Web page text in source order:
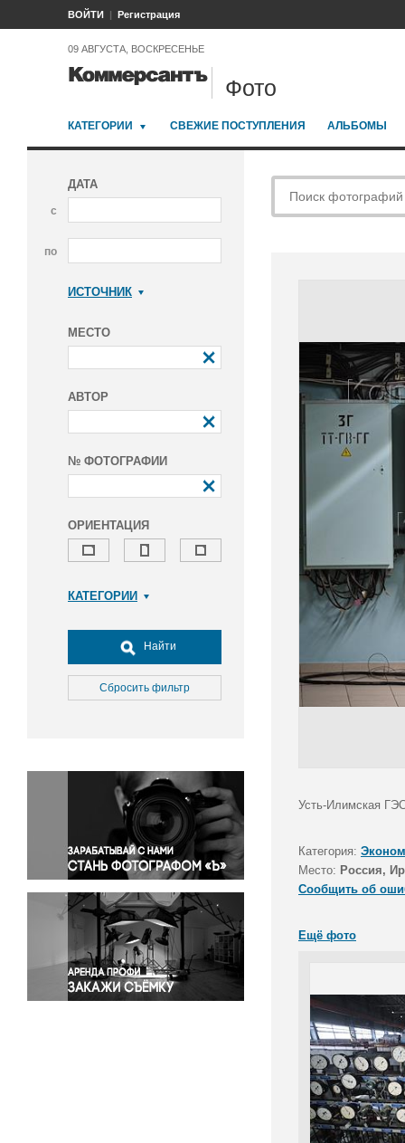
ВОЙТИ Регистрация
09 АВГУСТА, ВОСКРЕСЕНЬЕ
Фото
КАТЕГОРИИ СВЕЖИЕ ПОСТУПЛЕНИЯ АЛЬБОМЫ
ДАТА
с
по
ИСТОЧНИК
МЕСТО
АВТОР
№ ФОТОГРАФИИ
ОРИЕНТАЦИЯ
КАТЕГОРИИ
Досуг, туризм и отдых
Культура
Медицина
Окружающая среда
Политика
Правосудие
Происшествия и конфликты
Религия
Светская жизнь
Спорт
Экология
Экономика и бизнес
Найти
Сбросить фильтр
Усть-Илимская
Категория:
Место: Россия,
Сообщить об
Ещё фото